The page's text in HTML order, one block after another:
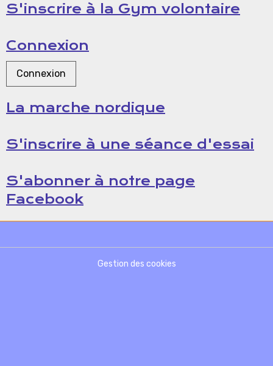
S'inscrire à la Gym volontaire
Connexion
Connexion
La marche nordique
S'inscrire à une séance d'essai
S'abonner à notre page
Facebook
Gestion des cookies